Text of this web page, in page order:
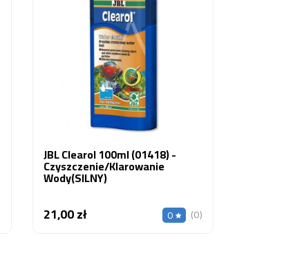
JBL Clearol 100ml (01418) -
Czyszczenie/Klarowanie
Wody(SILNY)
21,00 złCena 0 (0)